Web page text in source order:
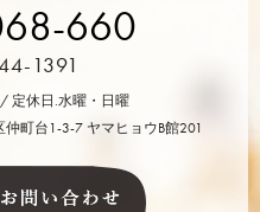
660
1391
定休日.水曜・日曜
町台1-3-7 ヤマヒョウB館201